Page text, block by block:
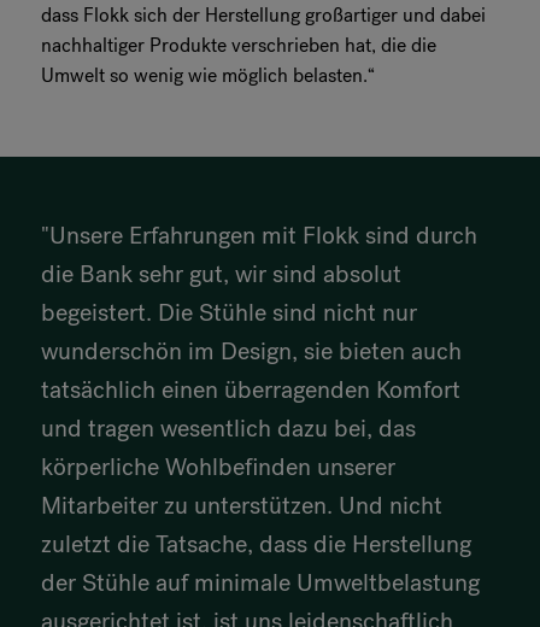
dass Flokk sich der Herstellung großartiger und dabei
nachhaltiger Produkte verschrieben hat, die die
Umwelt so wenig wie möglich belasten.“
"Unsere Erfahrungen mit Flokk sind durch
die Bank sehr gut, wir sind absolut
begeistert. Die Stühle sind nicht nur
wunderschön im Design, sie bieten auch
tatsächlich einen überragenden Komfort
und tragen wesentlich dazu bei, das
körperliche Wohlbefinden unserer
Mitarbeiter zu unterstützen. Und nicht
zuletzt die Tatsache, dass die Herstellung
der Stühle auf minimale Umweltbelastung